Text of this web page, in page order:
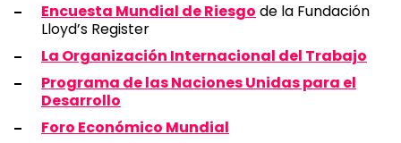
Encuesta Mundial de Riesgo de la Fundación
Lloyd’s Register
La Organización Internacional del Trabajo
Programa de las Naciones Unidas para el
Desarrollo
Foro Económico Mundial